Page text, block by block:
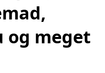
og meget